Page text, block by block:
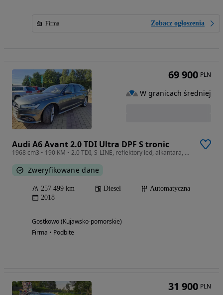
Firma Zobacz ogłoszenia
Audi A6 Avant 2.0 TDI Ultra DPF S tronic
1968 cm3 • 190 KM • 2.0 TDI, S-LINE, reflektory led, alkantara, automat, pełen serwis ASO
Zweryfikowane dane
257 499 km Diesel
Automatyczna
2018
Gostkowo (Kujawsko-pomorskie)
Firma • Podbite
69 900 PLN
W granicach średniej
31 900 PLN